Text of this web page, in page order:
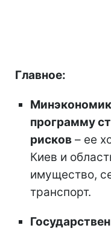
Главное:
программу
рисков – ее
Киев и
имущество,
транспорт.